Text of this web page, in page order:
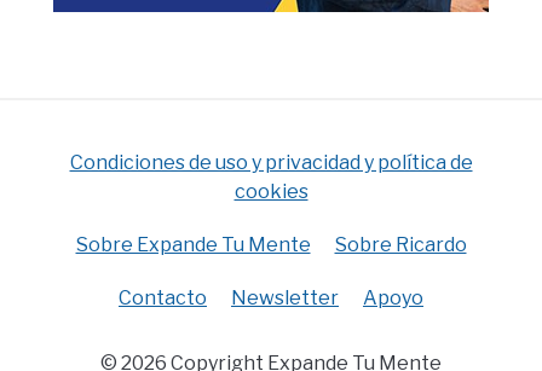
Condiciones de uso y privacidad y política de
cookies
Sobre Expande Tu Mente Sobre Ricardo
Contacto Newsletter Apoyo
© 2026 Copyright Expande Tu Mente